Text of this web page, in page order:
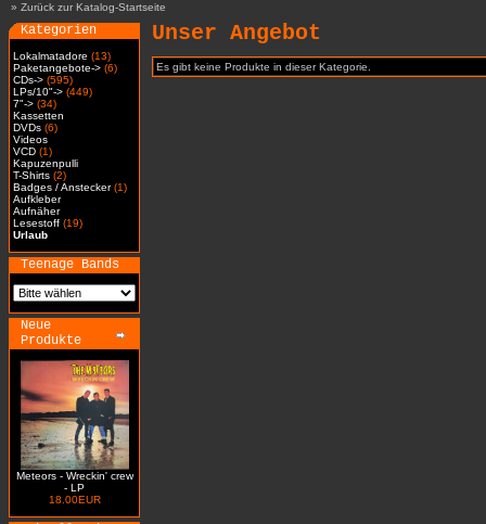
» Zurück zur Katalog-Startseite
Kategorien
Lokalmatadore (13)
Paketangebote-> (6)
CDs-> (595)
LPs/10"-> (449)
7"-> (34)
Kassetten
DVDs (6)
Videos
VCD (1)
Kapuzenpulli
T-Shirts (2)
Badges / Anstecker(1)
Aufkleber
Aufnäher
Lesestoff (19)
Urlaub
Teenage Bands
Neue
Produkte
Meteors - Wreckin' crew
- LP
18.00EUR
Unser Angebot
Es gibt keine Produkte in dieser Kategorie.